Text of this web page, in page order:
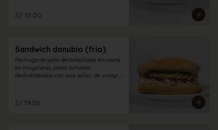
S/ 15.00
Sandwich danubio (frío)
Pechuga de pollo deshilachada envuelta
en mayonesa, palta, tomates
deshidratados con una salsa  de vinagre
S/ 19.50